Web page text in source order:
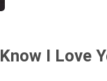
I Love